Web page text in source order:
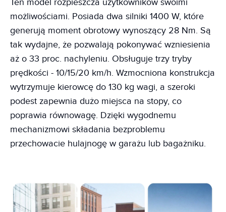
Ten model rozpieszcza użytkowników swoimi
możliwościami. Posiada dwa silniki 1400 W, które
generują moment obrotowy wynoszący 28 Nm. Są
tak wydajne, że pozwalają pokonywać wzniesienia
aż o 33 proc. nachyleniu. Obsługuje trzy tryby
prędkości - 10/15/20 km/h. Wzmocniona konstrukcja
wytrzymuje kierowcę do 130 kg wagi, a szeroki
podest zapewnia dużo miejsca na stopy, co
poprawia równowagę. Dzięki wygodnemu
mechanizmowi składania bezproblemu
przechowacie hulajnogę w garażu lub bagażniku.